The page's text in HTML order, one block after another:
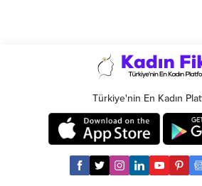
Türkiye'nin En Kadın